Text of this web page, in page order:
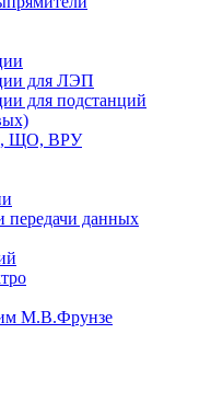
для ЛЭП
для подстанций
ЩО, ВРУ
передачи данных
М.В.Фрунзе